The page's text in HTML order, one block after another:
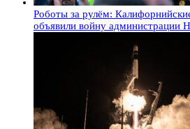
Роботы за рулём:
объявили войну администрации